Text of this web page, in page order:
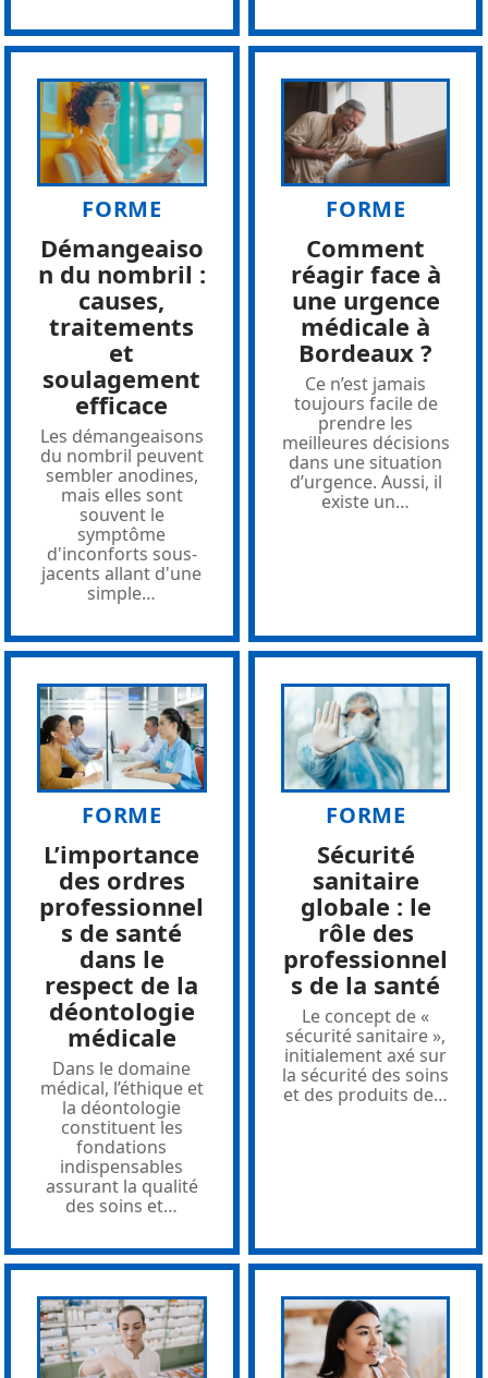
FORME
Démangeaiso
n du nombril :
causes,
traitements
et
soulagement
efficace
Les démangeaisons
du nombril peuvent
sembler anodines,
mais elles sont
souvent le
symptôme
d'inconforts sous-
jacents allant d'une
simple…
FORME
Comment
réagir face à
une urgence
médicale à
Bordeaux ?
Ce n’est jamais
toujours facile de
prendre les
meilleures décisions
dans une situation
d’urgence. Aussi, il
existe un…
FORME
L’importance
des ordres
professionnel
s de santé
dans le
respect de la
déontologie
médicale
Dans le domaine
médical, l’éthique et
la déontologie
constituent les
fondations
indispensables
assurant la qualité
des soins et…
FORME
Sécurité
sanitaire
globale : le
rôle des
professionnel
s de la santé
Le concept de «
sécurité sanitaire »,
initialement axé sur
la sécurité des soins
et des produits de…